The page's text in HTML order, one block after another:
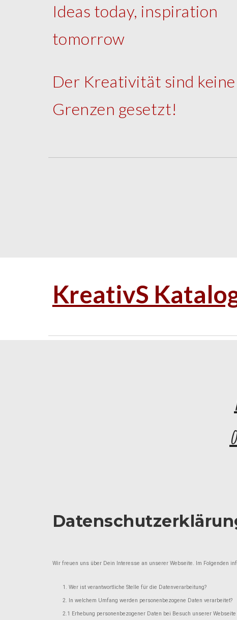
Ideas today, inspiration
tomorrow
Der Kreativität sind keine
Grenzen gesetzt!
KreativS
Wir freuen uns über Dein Interesse an unserer Webseite. Im Folgenden
1. Wer ist verantwortliche Stelle für die Datenverarbeitung?
2. In welchem Umfang werden personenbezogene Daten verarbeitet?
2.1 Erhebung personenbezogener Daten bei Besuch unserer Webseite